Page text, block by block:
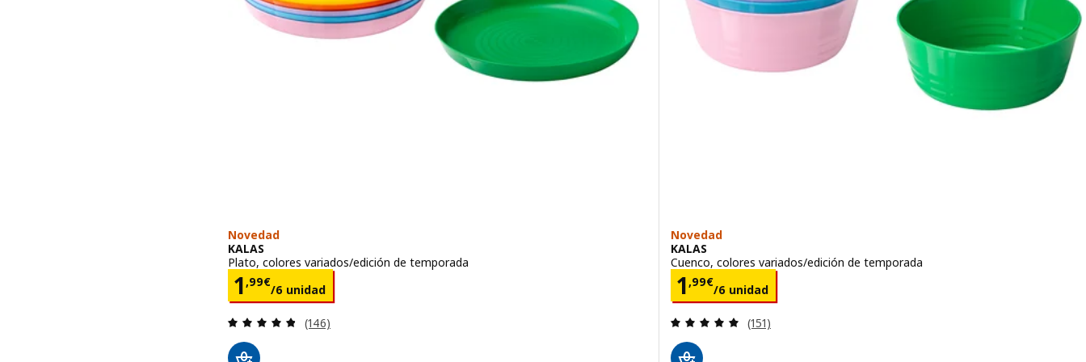
Novedad
KALAS
Plato, colores variados/edición de temporada
1,99€
/6 unidad
Precio 1,99€/6 unidad
Revisa: 4.8 de 5 estrellas. Total opiniones:
(146)
Novedad
KALAS
Cuenco, colores variados/edición de temporada
1,99€
/6 unidad
Precio 1,99€/6 unidad
Revisa: 4.9 de 5 estrellas. Total opiniones:
(151)